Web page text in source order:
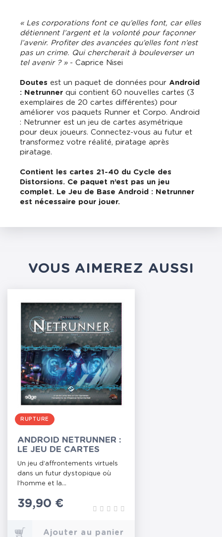
« Les corporations font ce qu’elles font, car elles
détiennent l’argent et la volonté pour façonner
l’avenir. Profiter des avancées qu’elles font n’est
pas un crime. Qui chercherait à bouleverser un
tel avenir ? »- Caprice Nisei
Doutes est un paquet de données pour Android
: Netrunner qui contient 60 nouvelles cartes (3
exemplaires de 20 cartes différentes) pour
améliorer vos paquets Runner et Corpo. Android
: Netrunner est un jeu de cartes asymétrique
pour deux joueurs. Connectez-vous au futur et
transformez votre réalité, piratage après
piratage.
Contient les cartes 21-40 du Cycle des
Distorsions. Ce paquet n’est pas un jeu
complet. Le Jeu de Base Android : Netrunner
est nécessaire pour jouer.
VOUS AIMEREZ AUSSI
RUPTURE
ANDROID NETRUNNER :
LE JEU DE CARTES
Un jeu d’affrontements virtuels
dans un futur dystopique où
l’homme et la...
Prix
39,90 €
Ajouter au panier